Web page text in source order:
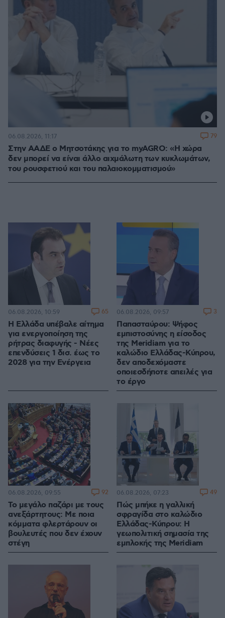
Στην ΑΑΔΕ ο Μητσοτάκης για το myAGRO: «Η χώρα
δεν μπορεί να είναι άλλο αιχμάλωτη των κυκλωμάτων,
του ρουσφετιού και του παλαιοκομματισμού»
06.08.2026, 11:17 79
Η Ελλάδα υπέβαλε αίτημα
για ενεργοποίηση της
ρήτρας διαφυγής - Νέες
επενδύσεις 1 δισ. έως το
2028 για την Ενέργεια
06.08.2026, 10:59 65
Παπασταύρου: Ψήφος
εμπιστοσύνης η είσοδος
της Meridiam για το
καλώδιο Ελλάδας-Κύπρου,
δεν αποδεχόμαστε
οποιεσδήποτε απειλές για
το έργο
06.08.2026, 09:57 3
Το μεγάλο παζάρι με τους
ανεξάρτητους: Με ποια
κόμματα φλερτάρουν οι
βουλευτές που δεν έχουν
στέγη
06.08.2026, 09:55 92
Πώς μπήκε η γαλλική
σφραγίδα στο καλώδιο
Ελλάδας-Κύπρου: Η
γεωπολιτική σημασία της
εμπλοκής της Meridiam
06.08.2026, 07:23 49